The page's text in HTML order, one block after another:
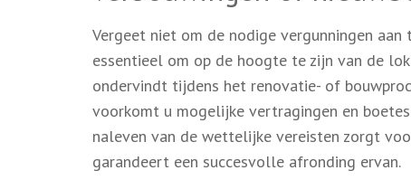
Vergeet niet om de nodige vergunningen
essentieel om op de hoogte te zijn van de
ondervindt tijdens het renovatie- of
voorkomt u mogelijke vertragingen en
naleven van de wettelijke vereisten zorgt
garandeert een succesvolle afronding ervan.